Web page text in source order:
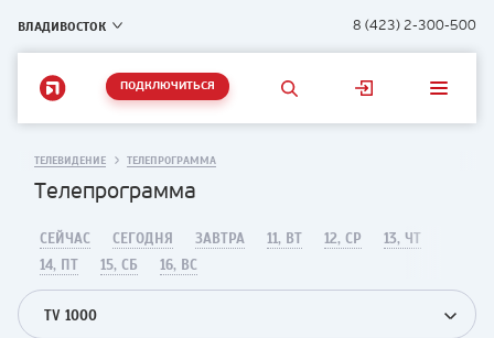
ВЛАДИВОСТОК 8 (423) 2-300-500
ПОДКЛЮЧИТЬСЯ
ТЕЛЕВИДЕНИЕ ТЕЛЕПРОГРАММА
Телепрограмма
СЕЙЧАС СЕГОДНЯ ЗАВТРА 11, ВТ 12, СР
13, ЧТ
14, ПТ
15, СБ 16, ВС
TV 1000